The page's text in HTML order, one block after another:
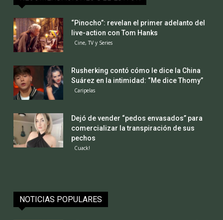
“Pinocho”: revelan el primer adelanto del
live-action con Tom Hanks
Cine, TV y Series
Rusherking contó cómo le dice la China
Suárez en la intimidad: “Me dice Thomy”
Caripelas
Dejó de vender “pedos envasados” para
comercializar la transpiración de sus
pechos
Cuack!
NOTICIAS POPULARES